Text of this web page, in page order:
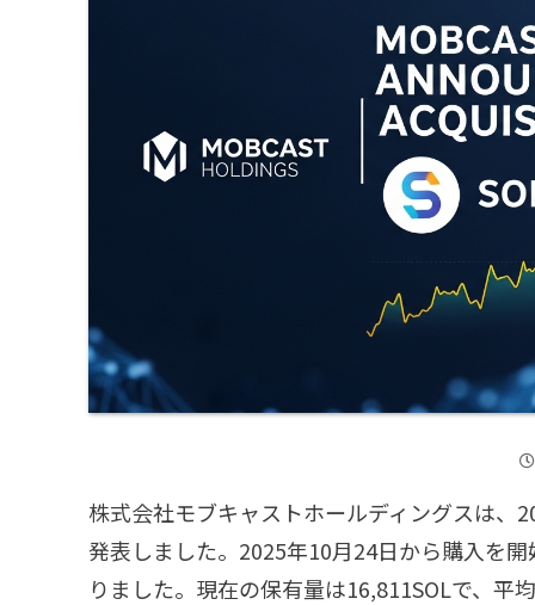
株式会社モブキャストホールディングスは、
発表しました。2025年10月24日から購入を
りました。現在の保有量は16,811SOLで、平